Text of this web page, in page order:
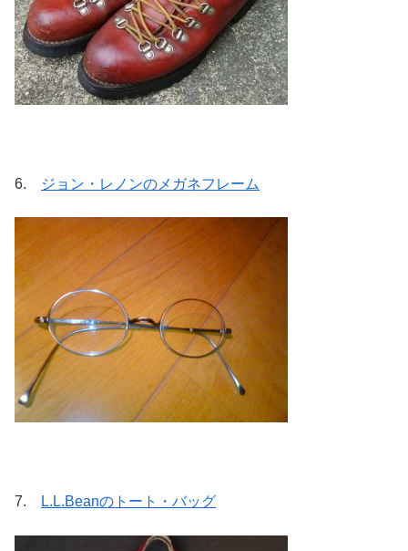
6. ジョン・レノンのメガネフレーム
7. L.L.Beanのトート・バッグ